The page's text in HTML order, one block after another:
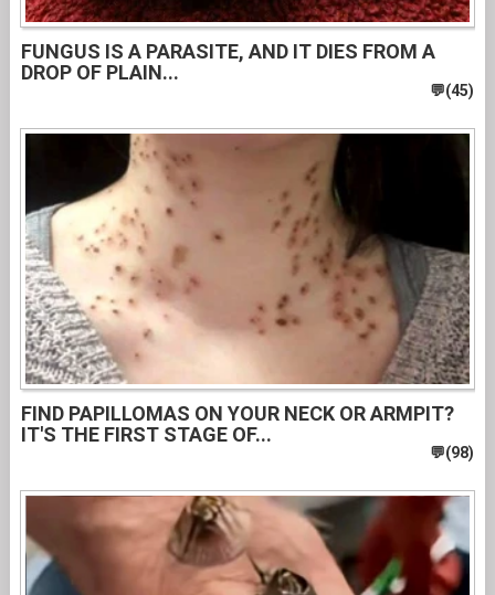
FUNGUS IS A PARASITE, AND IT DIES FROM A
DROP OF PLAIN...
FIND PAPILLOMAS ON YOUR NECK OR ARMPIT?
IT'S THE FIRST STAGE OF...